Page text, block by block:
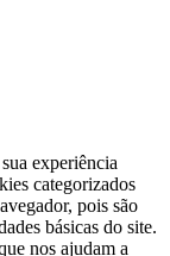
experiência
categorizados
pois são
básicas do site.
nos ajudam a